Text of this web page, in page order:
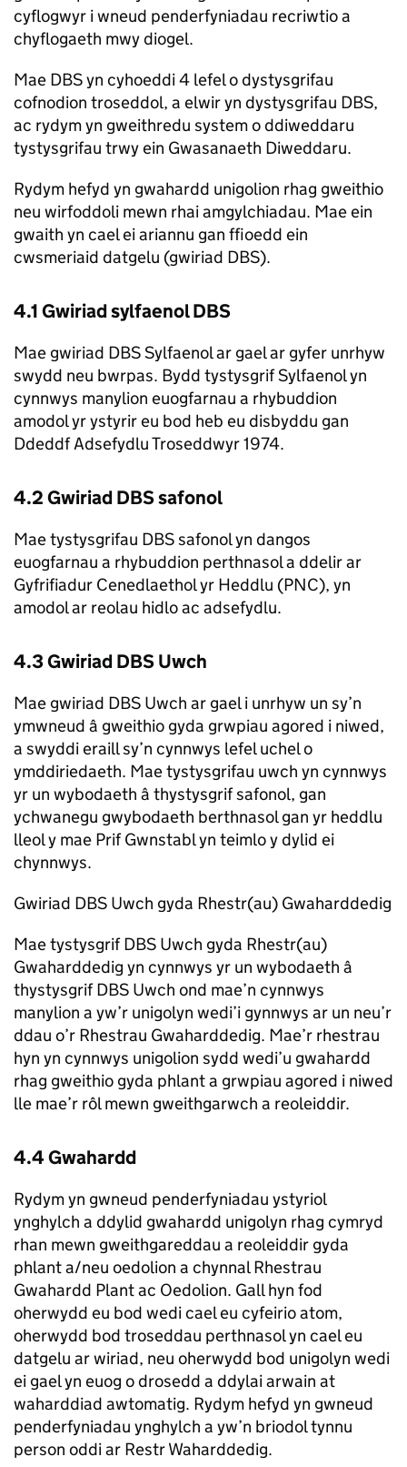
cyflogwyr i wneud penderfyniadau recriwtio a
chyflogaeth mwy diogel.
Mae DBS yn cyhoeddi 4 lefel o dystysgrifau
cofnodion troseddol, a elwir yn dystysgrifau DBS,
ac rydym yn gweithredu system o ddiweddaru
tystysgrifau trwy ein Gwasanaeth Diweddaru.
Rydym hefyd yn gwahardd unigolion rhag gweithio
neu wirfoddoli mewn rhai amgylchiadau. Mae ein
gwaith yn cael ei ariannu gan ffioedd ein
cwsmeriaid datgelu (gwiriad DBS).
4.1 Gwiriad sylfaenol DBS
Mae gwiriad DBS Sylfaenol ar gael ar gyfer unrhyw
swydd neu bwrpas. Bydd tystysgrif Sylfaenol yn
cynnwys manylion euogfarnau a rhybuddion
amodol yr ystyrir eu bod heb eu disbyddu gan
Ddeddf Adsefydlu Troseddwyr 1974.
4.2 Gwiriad DBS safonol
Mae tystysgrifau DBS safonol yn dangos
euogfarnau a rhybuddion perthnasol a ddelir ar
Gyfrifiadur Cenedlaethol yr Heddlu (PNC), yn
amodol ar reolau hidlo ac adsefydlu.
4.3 Gwiriad DBS Uwch
Mae gwiriad DBS Uwch ar gael i unrhyw un sy’n
ymwneud â gweithio gyda grwpiau agored i niwed,
a swyddi eraill sy’n cynnwys lefel uchel o
ymddiriedaeth. Mae tystysgrifau uwch yn cynnwys
yr un wybodaeth â thystysgrif safonol, gan
ychwanegu gwybodaeth berthnasol gan yr heddlu
lleol y mae Prif Gwnstabl yn teimlo y dylid ei
chynnwys.
Gwiriad DBS Uwch gyda Rhestr(au) Gwaharddedig
Mae tystysgrif DBS Uwch gyda Rhestr(au)
Gwaharddedig yn cynnwys yr un wybodaeth â
thystysgrif DBS Uwch ond mae’n cynnwys
manylion a yw’r unigolyn wedi’i gynnwys ar un neu’r
ddau o’r Rhestrau Gwaharddedig. Mae’r rhestrau
hyn yn cynnwys unigolion sydd wedi’u gwahardd
rhag gweithio gyda phlant a grwpiau agored i niwed
lle mae’r rôl mewn gweithgarwch a reoleiddir.
4.4 Gwahardd
Rydym yn gwneud penderfyniadau ystyriol
ynghylch a ddylid gwahardd unigolyn rhag cymryd
rhan mewn gweithgareddau a reoleiddir gyda
phlant a/neu oedolion a chynnal Rhestrau
Gwahardd Plant ac Oedolion. Gall hyn fod
oherwydd eu bod wedi cael eu cyfeirio atom,
oherwydd bod troseddau perthnasol yn cael eu
datgelu ar wiriad, neu oherwydd bod unigolyn wedi
ei gael yn euog o drosedd a ddylai arwain at
waharddiad awtomatig. Rydym hefyd yn gwneud
penderfyniadau ynghylch a yw’n briodol tynnu
person oddi ar Restr Waharddedig.